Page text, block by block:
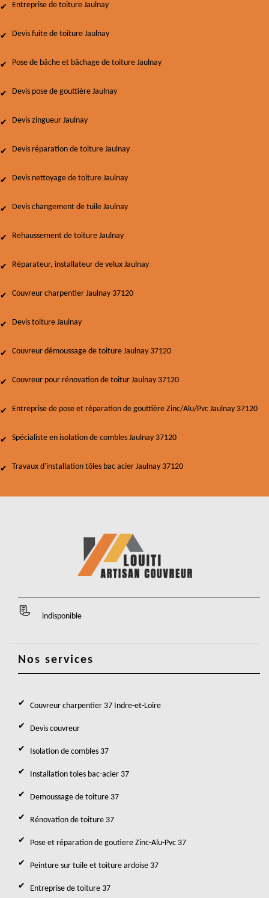
Entreprise de toiture Jaulnay
Devis fuite de toiture Jaulnay
Pose de bâche et bâchage de toiture Jaulnay
Devis pose de gouttière Jaulnay
Devis zingueur Jaulnay
Devis réparation de toiture Jaulnay
Devis nettoyage de toiture Jaulnay
Devis changement de tuile Jaulnay
Rehaussement de toiture Jaulnay
Réparateur, installateur de velux Jaulnay
Couvreur charpentier Jaulnay 37120
Devis toiture Jaulnay
Couvreur démoussage de toiture Jaulnay 37120
Couvreur pour rénovation de toitur Jaulnay 37120
Entreprise de pose et réparation de gouttière Zinc/Alu/Pvc Jaulnay 37120
Spécialiste en isolation de combles Jaulnay 37120
Travaux d'installation tôles bac acier Jaulnay 37120
indisponible
Nos services
Couvreur charpentier 37 Indre-et-Loire
Devis couvreur
Isolation de combles 37
Installation toles bac-acier 37
Demoussage de toiture 37
Rénovation de toiture 37
Pose et réparation de goutiere Zinc-Alu-Pvc 37
Peinture sur tuile et toiture ardoise 37
Entreprise de toiture 37